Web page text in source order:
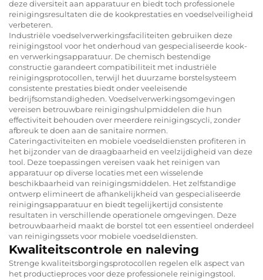
deze diversiteit aan apparatuur en biedt toch professionele
reinigingsresultaten die de kookprestaties en voedselveiligheid
verbeteren.
Industriële voedselverwerkingsfaciliteiten gebruiken deze
reinigingstool voor het onderhoud van gespecialiseerde kook-
en verwerkingsapparatuur. De chemisch bestendige
constructie garandeert compatibiliteit met industriële
reinigingsprotocollen, terwijl het duurzame borstelsysteem
consistente prestaties biedt onder veeleisende
bedrijfsomstandigheden. Voedselverwerkingsomgevingen
vereisen betrouwbare reinigingshulpmiddelen die hun
effectiviteit behouden over meerdere reinigingscycli, zonder
afbreuk te doen aan de sanitaire normen.
Cateringactiviteiten en mobiele voedseldiensten profiteren in
het bijzonder van de draagbaarheid en veelzijdigheid van deze
tool. Deze toepassingen vereisen vaak het reinigen van
apparatuur op diverse locaties met een wisselende
beschikbaarheid van reinigingsmiddelen. Het zelfstandige
ontwerp elimineert de afhankelijkheid van gespecialiseerde
reinigingsapparatuur en biedt tegelijkertijd consistente
resultaten in verschillende operationele omgevingen. Deze
betrouwbaarheid maakt de borstel tot een essentieel onderdeel
van reinigingssets voor mobiele voedseldiensten.
Kwaliteitscontrole en naleving
Strenge kwaliteitsborgingsprotocollen regelen elk aspect van
het productieproces voor deze professionele reinigingstool.